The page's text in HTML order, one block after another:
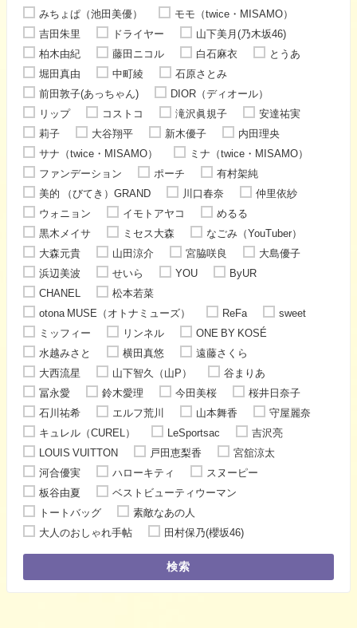
みちょぱ（池田美優）
モモ（twice・MISAMO）
吉田朱里
ドライヤー
山下美月(乃木坂46)
柏木由紀
藤田ニコル 白石麻衣
とうあ
堀田真由
中町綾
石原さとみ
前田敦子(あっちゃん)
DIOR（ディオール）
リップ
コストコ 滝沢眞規子
安達祐実
莉子
大谷翔平 新木優子
内田理央
サナ（twice・MISAMO）
ミナ（twice・MISAMO）
ファンデーション
ポーチ
有村架純
美的 （びてき）GRAND
川口春奈
仲里依紗
ウォニョン
イモトアヤコ
めるる
黒木メイサ
ミセス大森
なごみ（YouTuber）
大森元貴
山田涼介 宮脇咲良
大島優子
浜辺美波
せいら YOU
ByUR
CHANEL
松本若菜
otona MUSE（オトナミューズ）
ReFa
sweet
ミッフィー
リンネル
ONE BY KOSÉ
水越みさと
横田真悠
遠藤さくら
大西流星
山下智久（山P）
谷まりあ
冨永愛
鈴木愛理 今田美桜
桜井日奈子
石川祐希
エルフ荒川 山本舞香
守屋麗奈
キュレル（CUREL）
LeSportsac
吉沢亮
LOUIS VUITTON
戸田恵梨香
宮舘涼太
河合優実
ハローキティ
スヌーピー
板谷由夏
ベストビューティウーマン
トートバッグ
素敵なあの人
大人のおしゃれ手帖
田村保乃(櫻坂46)
検索